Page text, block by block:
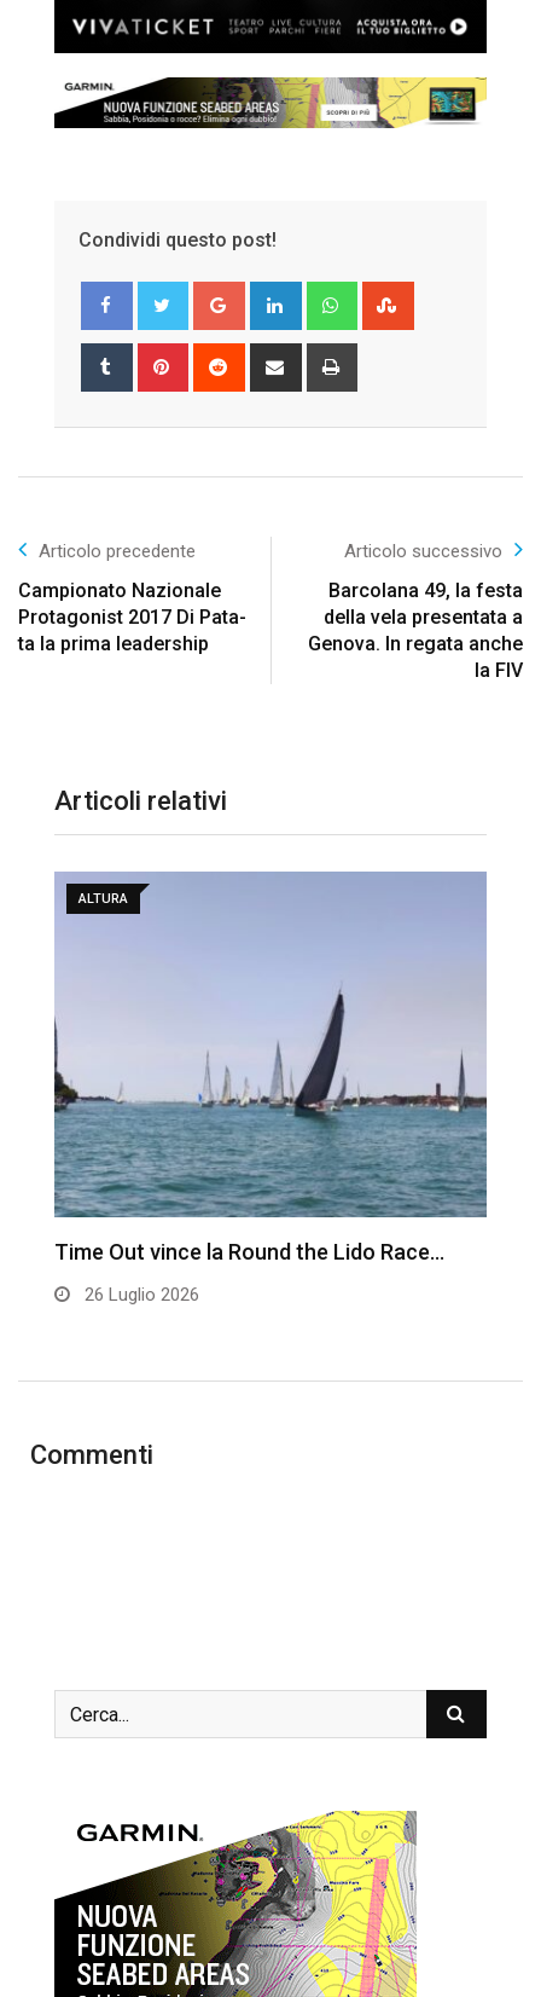
Condividi questo post!
Google+ LinkedIn Whatsapp
Tumblr Pinterest Reddit
Share
Articolo precedente
Campionato Nazionale
Protagonist 2017 Di Pata-
ta la prima leadership
Articolo successivo
Barcolana 49, la festa
della vela presentata a
Genova. In regata anche
la FIV
Articoli relativi
ALTURA
Time Out vince la Round the Lido Race…
26 Luglio 2026
Commenti